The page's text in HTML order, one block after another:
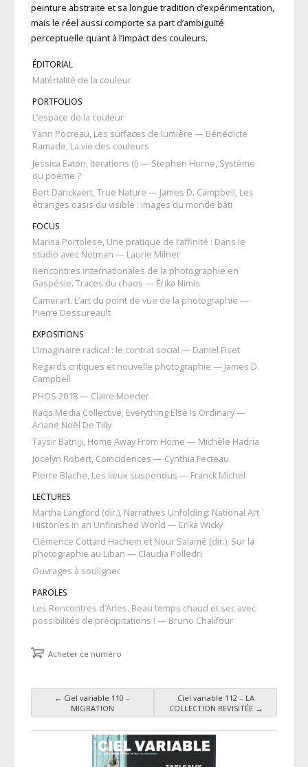
peinture abstraite et sa longue tradition d’expérimentation,
mais le réel aussi comporte sa part d’ambiguïté
perceptuelle quant à l’impact des couleurs.
ÉDITORIAL
Matérialité de la couleur
PORTFOLIOS
L’espace de la couleur
Yann Pocreau, Les surfaces de lumière — Bénédicte
Ramade, La vie des couleurs
Jessica Eaton, Iterations (I) — Stephen Horne, Système
ou poème ?
Bert Danckaert, True Nature — James D. Campbell, Les
étranges oasis du visible : images du monde bâti
FOCUS
Marisa Portolese, Une pratique de l’affinité : Dans le
studio avec Notman — Laurie Milner
Rencontres internationales de la photographie en
Gaspésie. Traces du chaos — Érika Nimis
Camerart. L’art du point de vue de la photographie —
Pierre Dessureault
EXPOSITIONS
L’imaginaire radical : le contrat social — Daniel Fiset
Regards critiques et nouvelle photographie — James D.
Campbell
PHOS 2018 — Claire Moeder
Raqs Media Collective, Everything Else Is Ordinary —
Ariane Noël De Tilly
Taysir Batniji, Home Away From Home — Michèle Hadria
Jocelyn Robert, Coïncidences — Cynthia Fecteau
Pierre Blache, Les lieux suspendus — Franck Michel
LECTURES
Martha Langford (dir.), Narratives Unfolding: National Art
Histories in an Unfinished World — Erika Wicky
Clémence Cottard Hachem et Nour Salamé (dir.), Sur la
photographie au Liban — Claudia Polledri
Ouvrages à souligner
PAROLES
Les Rencontres d’Arles. Beau temps chaud et sec avec
possibilités de précipitations ! — Bruno Chalifour
Acheter ce numéro
Navigation des articles
← Ciel variable 110 –
MIGRATION
Ciel variable 112 – LA
COLLECTION REVISITÉE →